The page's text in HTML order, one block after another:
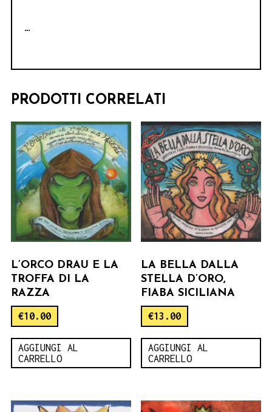
…
PRODOTTI CORRELATI
L’ORCO DRAU E LA
TROFFA DI LA
RAZZA
€10.00
AGGIUNGI AL
CARRELLO
LA BELLA DALLA
STELLA D’ORO,
FIABA SICILIANA
€13.00
AGGIUNGI AL
CARRELLO